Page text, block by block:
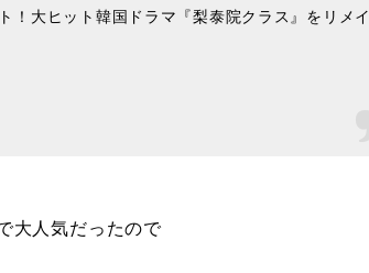
！大ヒット韓国ドラマ『梨泰院クラス』をリメイ
大人気だったので